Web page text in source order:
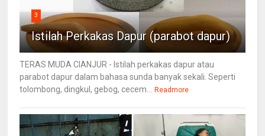
3
Istilah Perkakas Dapur (parabot dapur)
TERAS MUDA CIANJUR - Istilah perkakas dapur atau
parabot dapur dalam bahasa sunda banyak sekali. Seperti
tolombong, dingkul, gebog, cecem...
Readmore